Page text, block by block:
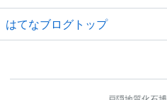
はてなブログトップ